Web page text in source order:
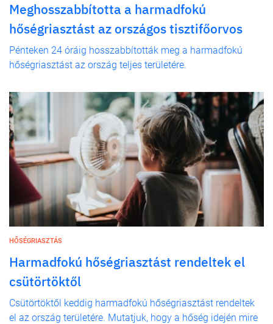
Meghosszabbította a harmadfokú
hőségriasztást az országos tisztifőorvos
Pénteken 24 óráig hosszabbították meg a harmadfokú
hőségriasztást az ország teljes területére.
HŐSÉGRIASZTÁS
Harmadfokú hőségriasztást rendeltek el
csütörtöktől
Csütörtöktől keddig harmadfokú hőségriasztást rendeltek
el az ország területére. Mutatjuk, hogy a hőség idején mire